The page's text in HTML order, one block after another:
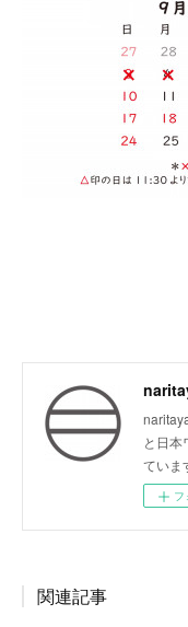
と日本
ていま
フ
関連記事